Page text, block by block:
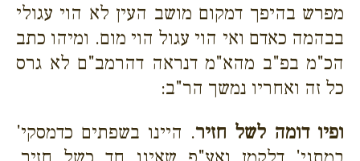
מפרש בהיפך דמקום מושב העין לא הוי עגולי
בבהמה כאדם ואי הוי עגול הוי מום. ומיהו כתב
הכ"מ בפ"ב מהא"מ דנראה דהרמב"ם לא גרס
כל זה ואחריו נמשך הר"ב:
ופיו דומה לשל חזיר. היינו בשפתים כדמסקי'